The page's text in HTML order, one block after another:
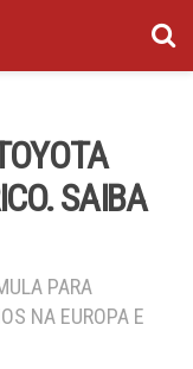
SAIBA
PARA
NA EUROPA E